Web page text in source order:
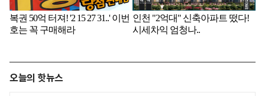
오늘의 핫뉴스